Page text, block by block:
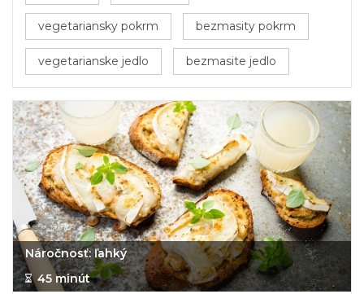
vegetariansky pokrm bezmasity pokrm
vegetarianske jedlo bezmasite jedlo
Náročnosť: ľahký
45 minút